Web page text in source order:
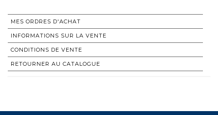
MES ORDRES D'ACHAT
INFORMATIONS SUR LA VENTE
CONDITIONS DE VENTE
RETOURNER AU CATALOGUE